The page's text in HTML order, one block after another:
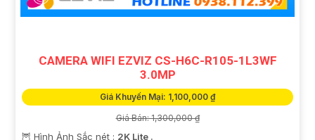
CAMERA WIFI EZVIZ CS-H6C-R105-1L3WF
3.0MP
Giá Khuyến Mại: 1,100,000 ₫
Giá Bán: 1,300,000 ₫
🦉 Hình Ảnh Sắc nét : 2K Lite .